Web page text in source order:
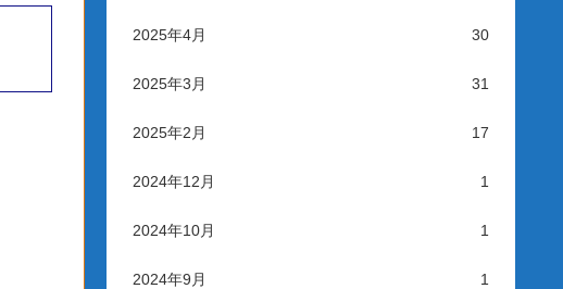
2025年4月 30
2025年3月 31
2025年2月 17
2024年12月 1
2024年10月 1
2024年9月 1